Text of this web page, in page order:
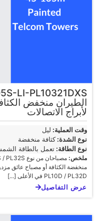
الطيران منخفض
لأبراج الاتصالات
وقت العملية: ليل
نوع الشدة:كثافة منخفضة
نوع الطاقة: تعمل بالطاقة
ملخص:
منخفضة الكثافة أو مصباح عائق
PL10D / PL32D في الأعلى [...]
عرض التفاصيل